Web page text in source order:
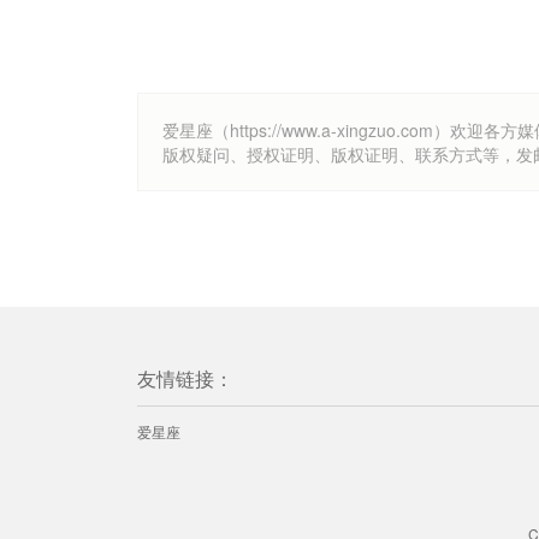
爱星座（https://www.a-xingzuo.com）欢迎各方
版权疑问、授权证明、版权证明、联系方式等，
友情链接：
爱星座